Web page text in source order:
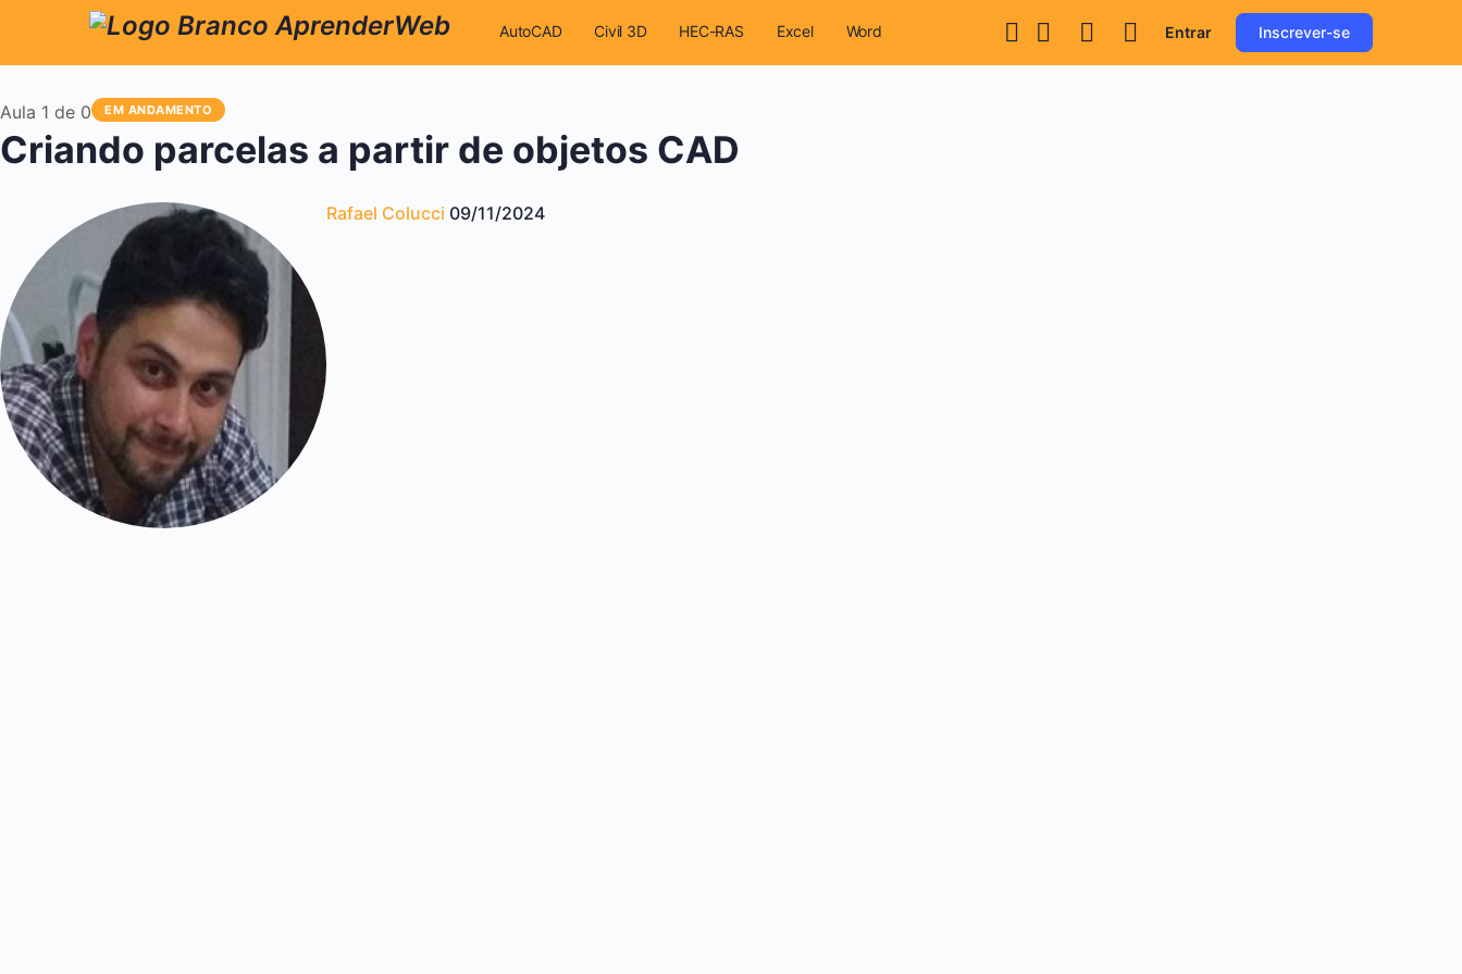
AutoCAD Civil 3D HEC-RAS Excel Word Entrar Inscrever-se
Aula 1 de 0 EM ANDAMENTO
Criando parcelas a partir de objetos CAD
Rafael Colucci 09/11/2024